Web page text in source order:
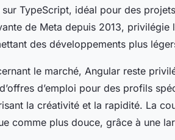
sur TypeScript, idéal pour des
de Meta depuis 2013,
des développements plus
le marché, Angular reste
d’emploi pour des profils
la créativité et la rapidité. La
comme plus douce, grâce à une